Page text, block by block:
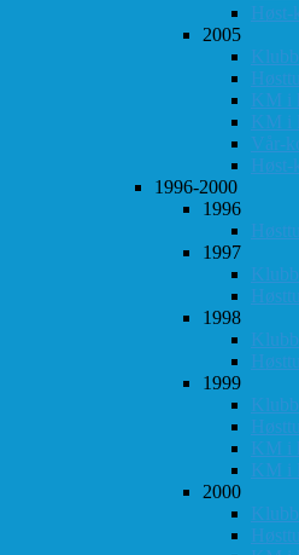
Høst-
2005
KM i
KM i
Vår-
Høst-
1996-2000
1996
1997
1998
1999
KM i
KM i
2000